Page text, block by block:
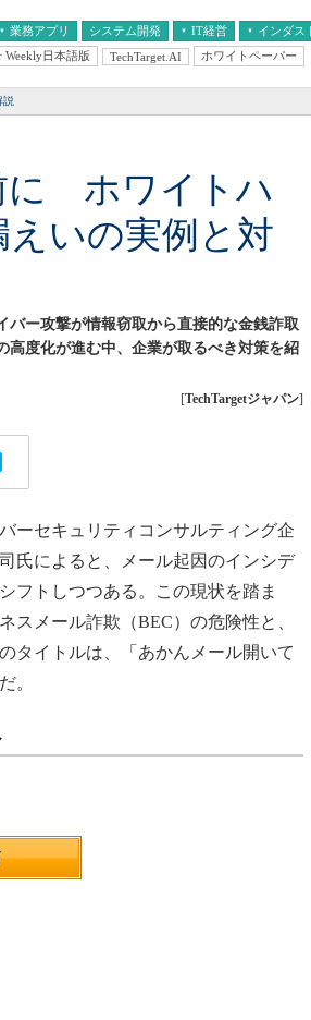
業務アプリ システム開発 IT経営
IT
中小企業とIT
インダス
医療IT
Weekly日本語版 TechTarget.AI ホワイトペーパー
説
に ホワイトハ
いの実例と対
ー攻撃が情報窃取から直接的な金銭詐取
高度化が進む中、企業が取るべき対策を紹
[TechTargetジャパン]
セキュリティコンサルティング企
氏によると、メール起因のインシデ
フトしつつある。この現状を踏ま
スメール詐欺（BEC）の危険性と、
タイトルは、「あかんメール開いて
。